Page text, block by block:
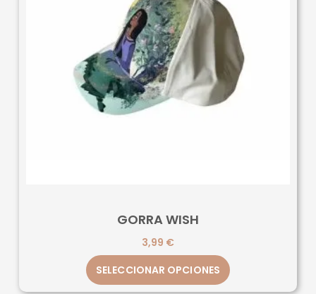
GORRA WISH
3,99 €
SELECCIONAR OPCIONES